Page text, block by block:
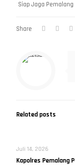
Siap Jaga Pemalang
Share
Related posts
Juli 14, 2026
Kapolres Pemalang